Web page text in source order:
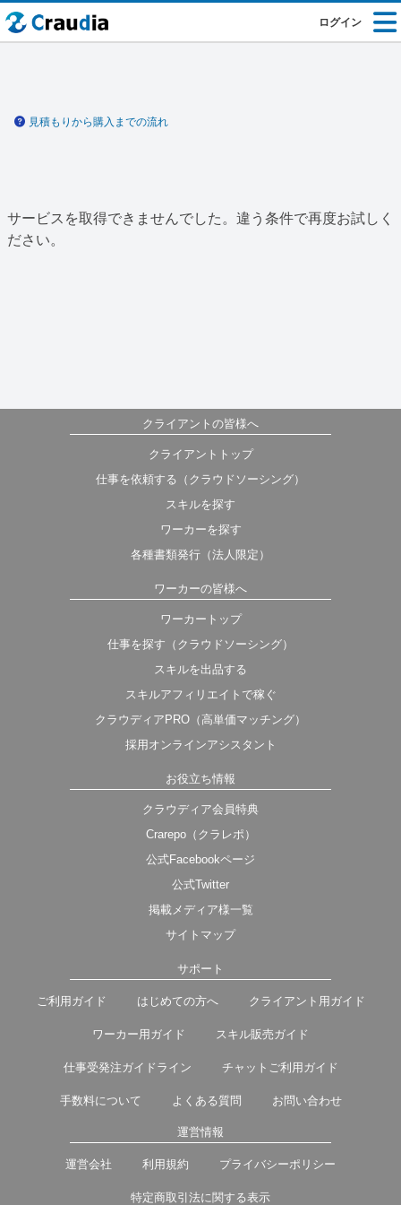
ログイン
見積もりから購入までの流れ
サービスを取得できませんでした。違う条件で再度お試しく
ださい。
クライアントの皆様へ
クライアントトップ
仕事を依頼する（クラウドソーシング）
スキルを探す
ワーカーを探す
各種書類発行（法人限定）
ワーカーの皆様へ
ワーカートップ
仕事を探す（クラウドソーシング）
スキルを出品する
スキルアフィリエイトで稼ぐ
クラウディアPRO（高単価マッチング）
採用オンラインアシスタント
お役立ち情報
クラウディア会員特典
Crarepo（クラレポ）
公式Facebookページ
公式Twitter
掲載メディア様一覧
サイトマップ
サポート
ご利用ガイド はじめての方へ クライアント用ガイド
ワーカー用ガイド スキル販売ガイド
仕事受発注ガイドライン チャットご利用ガイド
手数料について よくある質問 お問い合わせ
運営情報
運営会社 利用規約 プライバシーポリシー
特定商取引法に関する表示